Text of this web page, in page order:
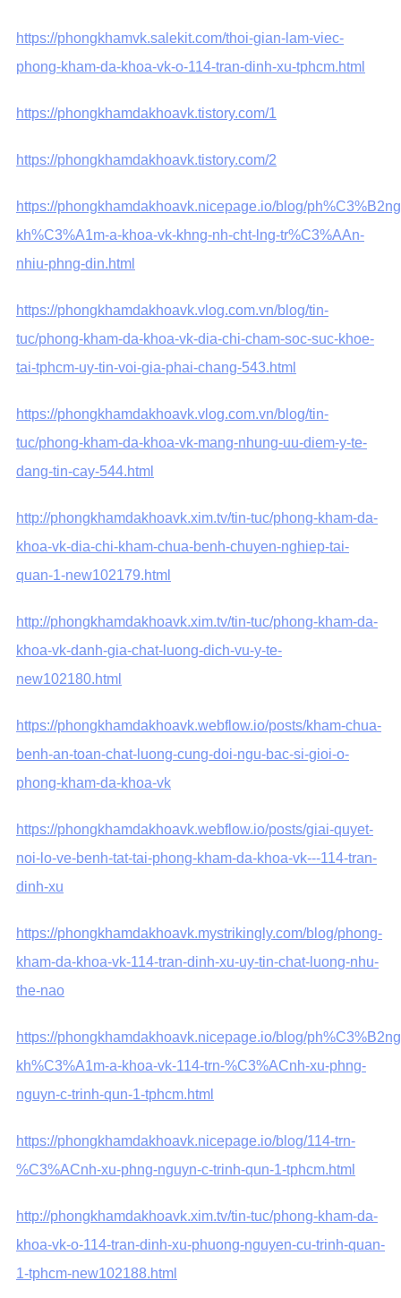
https://phongkhamvk.salekit.com/thoi-gian-lam-viec-
phong-kham-da-khoa-vk-o-114-tran-dinh-xu-tphcm.html
https://phongkhamdakhoavk.tistory.com/1
https://phongkhamdakhoavk.tistory.com/2
https://phongkhamdakhoavk.nicepage.io/blog/
kh%C3%A1m-a-khoa-vk-khng-nh-cht-lng-tr%C3%AAn-
nhiu-phng-din.html
https://phongkhamdakhoavk.vlog.com.vn/blog/tin-
tuc/phong-kham-da-khoa-vk-dia-chi-cham-soc-suc-khoe-
tai-tphcm-uy-tin-voi-gia-phai-chang-543.html
https://phongkhamdakhoavk.vlog.com.vn/blog/tin-
tuc/phong-kham-da-khoa-vk-mang-nhung-uu-diem-y-te-
dang-tin-cay-544.html
http://phongkhamdakhoavk.xim.tv/tin-tuc/phong-kham-da-
khoa-vk-dia-chi-kham-chua-benh-chuyen-nghiep-tai-
quan-1-new102179.html
http://phongkhamdakhoavk.xim.tv/tin-tuc/phong-kham-da-
khoa-vk-danh-gia-chat-luong-dich-vu-y-te-
new102180.html
https://phongkhamdakhoavk.webflow.io/posts/kham-chua-
benh-an-toan-chat-luong-cung-doi-ngu-bac-si-gioi-o-
phong-kham-da-khoa-vk
https://phongkhamdakhoavk.webflow.io/posts/giai-quyet-
noi-lo-ve-benh-tat-tai-phong-kham-da-khoa-vk---114-tran-
dinh-xu
https://phongkhamdakhoavk.mystrikingly.com/blog/phong-
kham-da-khoa-vk-114-tran-dinh-xu-uy-tin-chat-luong-nhu-
the-nao
https://phongkhamdakhoavk.nicepage.io/blog/
kh%C3%A1m-a-khoa-vk-114-trn-%C3%ACnh-xu-phng-
nguyn-c-trinh-qun-1-tphcm.html
https://phongkhamdakhoavk.nicepage.io/blog/114-trn-
%C3%ACnh-xu-phng-nguyn-c-trinh-qun-1-tphcm.html
http://phongkhamdakhoavk.xim.tv/tin-tuc/phong-kham-da-
khoa-vk-o-114-tran-dinh-xu-phuong-nguyen-cu-trinh-quan-
1-tphcm-new102188.html